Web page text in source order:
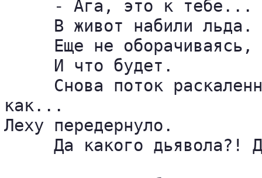
     - Ага, это к тебе...
     В живот набили льда.
Еще не оборачиваясь,
     И что будет.
Снова поток
как...
Леху передернуло.
Да какого дьявола?!